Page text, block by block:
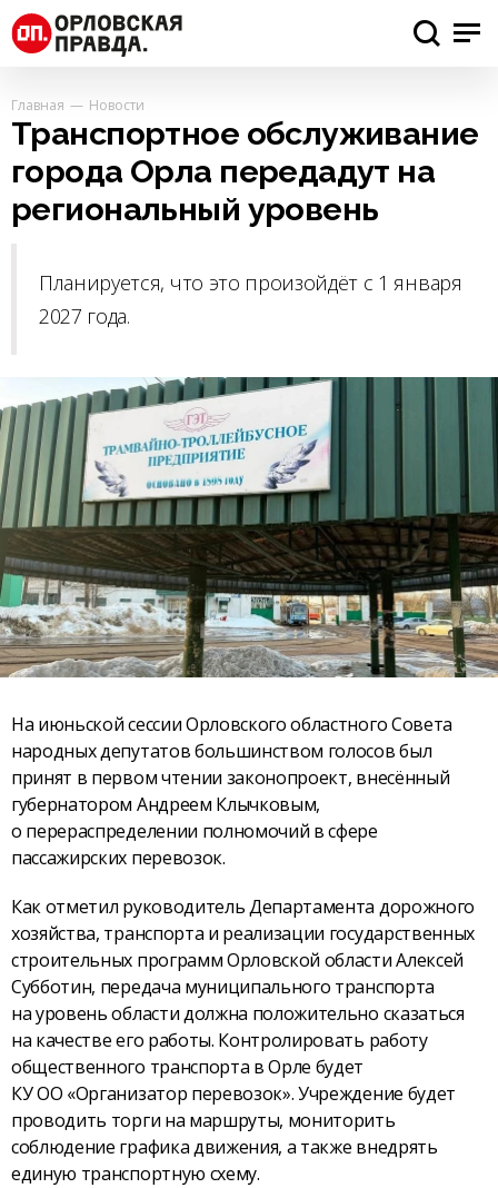
Главная Новости
Транспортное обслуживание
города Орла передадут на
региональный уровень
Планируется, что это произойдёт с 1 января
2027 года.
На июньской сессии Орловского областного Совета
народных депутатов большинством голосов был
принят в первом чтении законопроект, внесённый
губернатором Андреем Клычковым,
о перераспределении полномочий в сфере
пассажирских перевозок.
Как отметил руководитель Департамента дорожного
хозяйства, транспорта и реализации государственных
строительных программ Орловской области Алексей
Субботин, передача муниципального транспорта
на уровень области должна положительно сказаться
на качестве его работы. Контролировать работу
общественного транспорта в Орле будет
КУ ОО «Организатор перевозок». Учреждение будет
проводить торги на маршруты, мониторить
соблюдение графика движения, а также внедрять
единую транспортную схему.